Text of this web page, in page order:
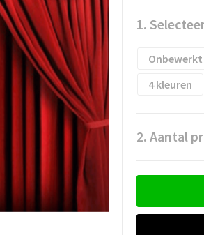
1.
Onbewerkt
4
2. Aantal